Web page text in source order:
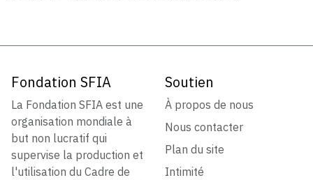
Fondation SFIA
La Fondation SFIA est une
organisation mondiale à
but non lucratif qui
supervise la production et
l'utilisation du Cadre de
Soutien
À propos de nous
Nous contacter
Plan du site
Intimité